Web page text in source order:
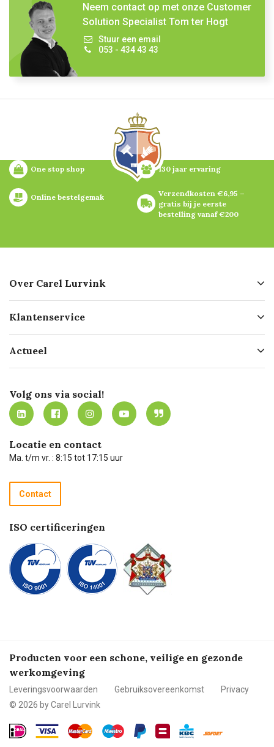
Neem contact op met onze Customer
Solution Specialist Tom ter Hogt
Stuur een email
053 - 434 43 43
One stop shop 130 jaar ervaring
Online bestelgemak
Verzendkosten €6,95 –
gratis bij je eerste
bestelling vanaf €200
Over Carel Lurvink
Geschiedenis
Missie
Werken bij Carel Lurvink
MVO
Klantenservice
Bezorgen
Mijn Carel Lurvink
Mijn Carel Lurvink instructievideo's
Carel Lurvink App
Hulp op afstand
Technische dienst
Recycle programma
Betalen
Actueel
Innovation LAB
Tevreden klanten
Carel Lurvink Blog
Carel de podcast
Volg ons via social!
Locatie en contact
Ma. t/m vr. : 8:15 tot 17:15 uur
Contact
ISO certificeringen
Producten voor een schone, veilige en gezonde
werkomgeving
Leveringsvoorwaarden Gebruiksovereenkomst
Privacy
© 2026 by Carel Lurvink